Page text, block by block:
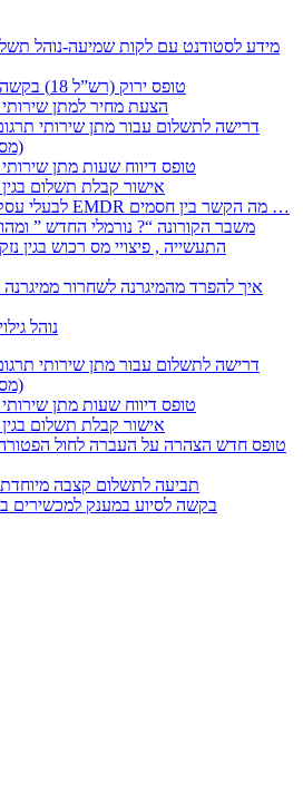
טופס ירוק (רש”ל 18) בקשה להוצאת רישיון נהיגה
2352 – הצעת מחיר למתן
2356 – טופס דיווח שעות מתן
2357 – אישור קבלת תשלום
– לבעלי עסקים ובעולם העבודה EMDR מה הקשר בין חסמים …
– משבר הקורונה “? נורמלי החדש ” ומהו ה 2021 איך
נוהל
2356 – טופס דיווח שעות מתן
2357 – אישור קבלת תשלום
266 – תביעה לתשלום קצבה
267 – בקשה לסיוע במענק